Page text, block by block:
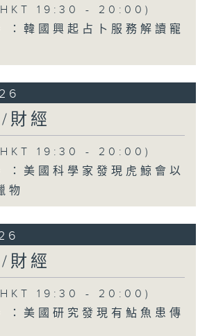
19:30 - 20:00)
：韓國興起占卜服務解讀寵
財經
19:30 - 20:00)
：美國科學家發現虎鯨會以
物
財經
19:30 - 20:00)
：美國研究發現有鮎魚患傳